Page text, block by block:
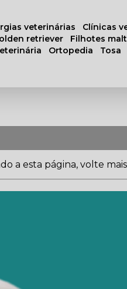
veterinárias clínicas
retriever filhotes
ortopedia tosa
a esta página, volte